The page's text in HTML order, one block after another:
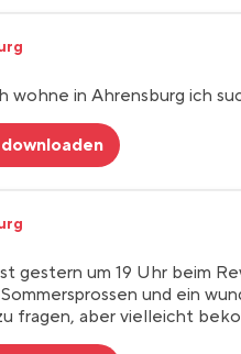
wohne in Ahrensburg ich
gestern um 19 Uhr beim
und ein
fragen, aber vielleicht